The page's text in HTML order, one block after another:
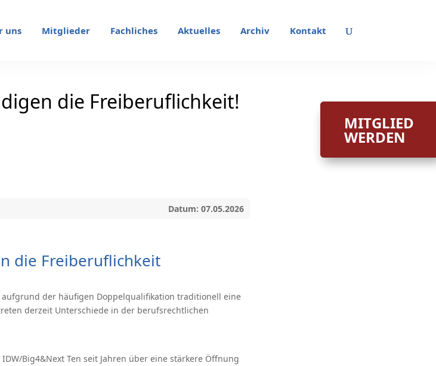
uns Mitglieder Fachliches Aktuelles Archiv Kontakt
die Freiberuflichkeit!
Datum: 07.05.2026
die Freiberuflichkeit
der häufigen Doppelqualifikation traditionell eine
derzeit Unterschiede in der berufsrechtlichen
Big4&Next Ten seit Jahren über eine stärkere Öffnung
MITGLIED
WERDEN
MITGLIED
WERDEN